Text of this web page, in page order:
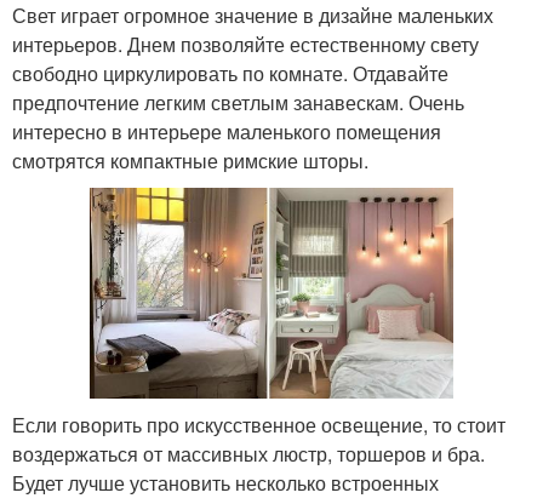
Свет играет огромное значение в дизайне маленьких
интерьеров. Днем позволяйте естественному свету
свободно циркулировать по комнате. Отдавайте
предпочтение легким светлым занавескам. Очень
интересно в интерьере маленького помещения
смотрятся компактные римские шторы.
Если говорить про искусственное освещение, то стоит
воздержаться от массивных люстр, торшеров и бра.
Будет лучше установить несколько встроенных